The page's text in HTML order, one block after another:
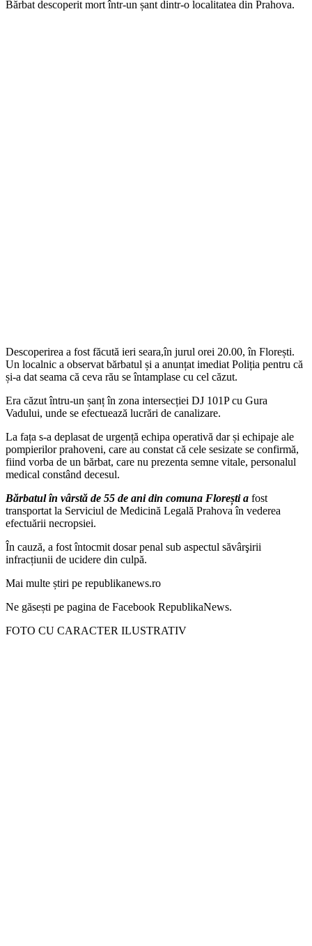
Bărbat descoperit mort într-un șant dintr-o localitatea din Prahova.
Descoperirea a fost făcută ieri seara,în jurul orei 20.00, în Florești.
Un localnic a observat bărbatul și a anunțat imediat Poliția pentru că
și-a dat seama că ceva rău se întamplase cu cel căzut.
Era căzut întru-un șanț în zona intersecției DJ 101P cu Gura
Vadului, unde se efectuează lucrări de canalizare.
La fața s-a deplasat de urgență echipa operativă dar și echipaje ale
pompierilor prahoveni, care au constat că cele sesizate se confirmă,
fiind vorba de un bărbat, care nu prezenta semne vitale, personalul
medical constând decesul.
Bărbatul în vârstă de 55 de ani din comuna Florești a fost
transportat la Serviciul de Medicină Legală Prahova în vederea
efectuării necropsiei.
În cauză, a fost întocmit dosar penal sub aspectul săvârşirii
infracțiunii de ucidere din culpă.
Mai multe știri pe republikanews.ro
Ne găsești pe pagina de Facebook RepublikaNews.
FOTO CU CARACTER ILUSTRATIV